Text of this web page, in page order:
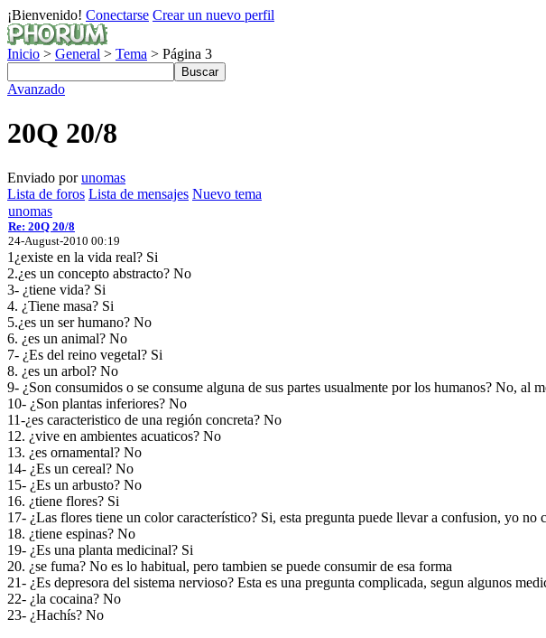
¡Bienvenido! Conectarse Crear un nuevo perfil
Inicio > General > Tema > Página 3
Avanzado
20Q 20/8
Enviado porunomas
Lista de foros Lista de mensajes Nuevo tema
unomas
Re: 20Q 20/8
24-August-2010 00:19
1¿existe en la vida real? Si
2.¿es un concepto abstracto? No
3- ¿tiene vida? Si
4. ¿Tiene masa? Si
5.¿es un ser humano? No
6. ¿es un animal? No
7- ¿Es del reino vegetal? Si
8. ¿es un arbol? No
9- ¿Son consumidos o se consume alguna de sus partes usualmente por los humanos? No, al
10- ¿Son plantas inferiores? No
11-¿es caracteristico de una región concreta? No
12. ¿vive en ambientes acuaticos? No
13. ¿es ornamental? No
14- ¿Es un cereal? No
15- ¿Es un arbusto? No
16. ¿tiene flores? Si
17- ¿Las flores tiene un color característico? Si, esta pregunta puede llevar a confusion, yo no
18. ¿tiene espinas? No
19- ¿Es una planta medicinal? Si
20. ¿se fuma? No es lo habitual, pero tambien se puede consumir de esa forma
21- ¿Es depresora del sistema nervioso? Esta es una pregunta complicada, segun algunos
22- ¿la cocaina? No
23- ¿Hachís? No